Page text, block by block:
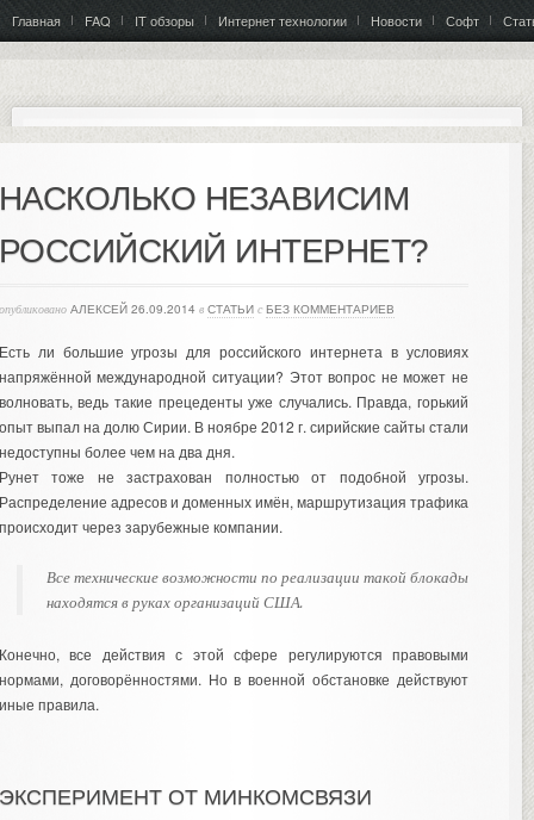
Главная FAQ IT обзоры Интернет технологии Новости Софт
НЕЗАВИСИМ
ИНТЕРНЕТ?
АЛЕКСЕЙ 26.09.2014 в СТАТЬИ с БЕЗ КОММЕНТАРИЕВ
ли большие угрозы для российского интернета в условиях
международной ситуации? Этот вопрос не может не
ведь такие прецеденты уже случались. Правда, горький
выпал на долю Сирии. В ноябре 2012 г. сирийские сайты стали
более чем на два дня.
тоже не застрахован полностью от подобной угрозы.
адресов и доменных имён, маршрутизация трафика
через зарубежные компании.
Все технические возможности по реализации такой блокады
находятся в руках организаций США.
все действия с этой сфере регулируются правовыми
договорённостями. Но в военной обстановке действуют
правила.
ОТ МИНКОМСВЯЗИ